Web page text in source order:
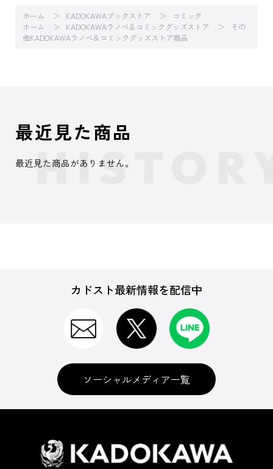
ホーム KADOKAWAブックストア
コミック
ホーム
KADOKAWAラノベ＆コミックグッズストア
その
他KADOKAWAラノベ＆コミックグッズストア商品
最近見た商品
最近見た商品がありません。
カドスト最新情報を配信中
ソーシャルメディア一覧